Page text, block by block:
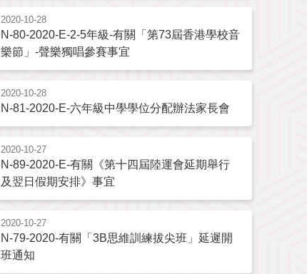
2020-10-28
N-80-2020-E-2-5年級-有關「第73屆香港學校音
樂節」-聲樂獨唱參賽事宜
2020-10-28
N-81-2020-E-六年級中學學位分配辦法家長會
2020-10-27
N-89-2020-E-有關《第十四屆陸運會延期舉行
及翌日假期安排》事宜
2020-10-27
N-79-2020-有關「3B思維訓練拔尖班」延遲開
班通知